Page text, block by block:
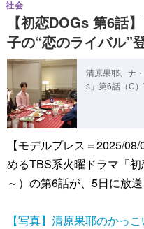
【初恋DOGs 第6話
子の“恋のライバル”
社会
清原果耶、ナ
s」第6話（C
【モデルプレス＝2025/
めるTBS系火曜ドラマ「
～）の第6話が、5日に放送
【写真】清原果耶のかっ